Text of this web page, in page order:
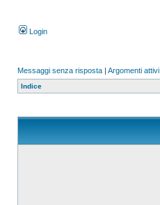
Login
Messaggi senza risposta | Argomenti attivi
Indice